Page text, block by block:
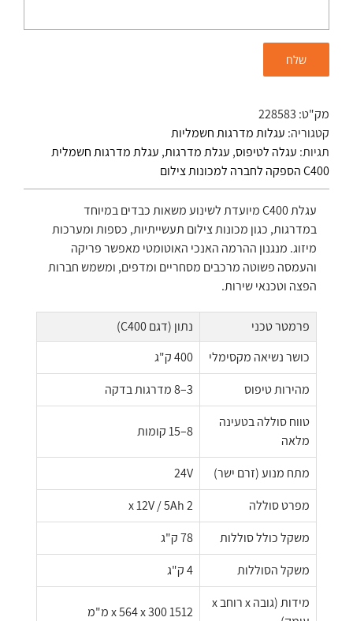
מק"ט: 228583
קטגוריה: עגלות מדרגות חשמליות
תגיות: עגלה לטיפוס, עגלת מדרגות, עגלת מדרגות חשמלית
C400 הספקה לחברה למכונות צילום
עגלת C400 מיועדת לשינוע משאות כבדים במיוחד
במדרגות, כגון מכונות צילום תעשייתיות, כספות ומערכות
מיזוג. מנגנון ההרמה האנכי האוטומטי מאפשר פריקה
והעמסה פשוטה מרכבים מסחריים ומדפים, ומשמש חברות
הפצה וטכנאי שירות.
פרמטר טכני
נתון (דגם C400)
כושר נשיאה מקסימלי
400 ק"ג
מהירות טיפוס
3–8 מדרגות בדקה
טווח סוללה בטעינה
מלאה
8–15 קומות
מתח מנוע (זרם ישר)
24V
מפרט סוללה
2 x 12V / 5Ah
משקל כולל סוללות
78 ק"ג
משקל הסוללות
4 ק"ג
מידות (גובה x רוחב x
1512 x 564 x 300 מ"מ